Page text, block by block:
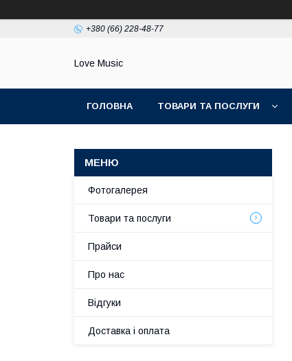
+380 (66) 228-48-77
Love Music
ГОЛОВНА ТОВАРИ ТА ПОСЛУГИ
Фотогалерея
Товари та послуги
Прайси
Про нас
Відгуки
Доставка і оплата